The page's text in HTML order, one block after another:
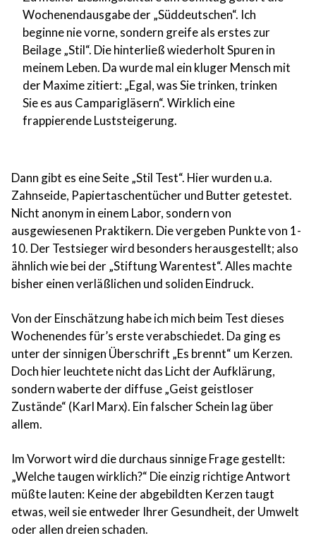
Wochenendausgabe der „Süddeutschen“. Ich
beginne nie vorne, sondern greife als erstes zur
Beilage „Stil“. Die hinterließ wiederholt Spuren in
meinem Leben. Da wurde mal ein kluger Mensch mit
der Maxime zitiert: „Egal, was Sie trinken, trinken
Sie es aus Camparigläsern“. Wirklich eine
frappierende Luststeigerung.
Dann gibt es eine Seite „Stil Test“. Hier wurden u.a.
Zahnseide, Papiertaschentücher und Butter getestet.
Nicht anonym in einem Labor, sondern von
ausgewiesenen Praktikern. Die vergeben Punkte von 1-
10. Der Testsieger wird besonders herausgestellt; also
ähnlich wie bei der „Stiftung Warentest“. Alles machte
bisher einen verläßlichen und soliden Eindruck.
Von der Einschätzung habe ich mich beim Test dieses
Wochenendes für’s erste verabschiedet. Da ging es
unter der sinnigen Überschrift „Es brennt“ um Kerzen.
Doch hier leuchtete nicht das Licht der Aufklärung,
sondern waberte der diffuse „Geist geistloser
Zustände“ (Karl Marx). Ein falscher Schein lag über
allem.
Im Vorwort wird die durchaus sinnige Frage gestellt:
„Welche taugen wirklich?“ Die einzig richtige Antwort
müßte lauten: Keine der abgebildten Kerzen taugt
etwas, weil sie entweder Ihrer Gesundheit, der Umwelt
oder allen dreien schaden.